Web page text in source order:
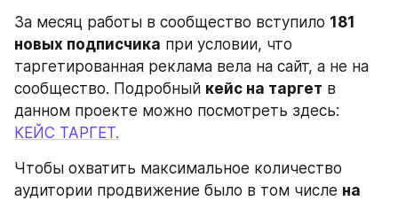
За месяц работы в сообщество вступило 181
новых подписчика при условии, что
таргетированная реклама вела на сайт, а не на
сообщество. Подробный кейс на таргет в
КЕЙС ТАРГЕТ.
Чтобы охватить максимальное количество
аудитории продвижение было в том числе на